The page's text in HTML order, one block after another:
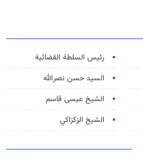
رئیس السلطة القضائیة
السيد حسن نصرالله
الشيخ عيسى قاسم
الشيخ الزكزاكي